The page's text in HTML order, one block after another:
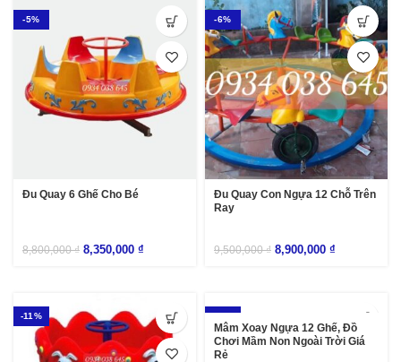
-5%
Đu Quay 6 Ghế Cho Bé
8,800,000₫ 8,350,000 ₫
-6%
Đu Quay Con Ngựa 12 Chỗ Trên
Ray
9,500,000₫ 8,900,000 ₫
-11% -6%
Mâm Xoay Ngựa 12 Ghế, Đồ
Chơi Mầm Non Ngoài Trời Giá
Rẻ